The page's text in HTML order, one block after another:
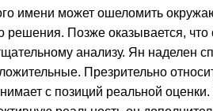
имени может ошеломить
решения. Позже оказывается,
анализу. Ян наделен
Презрительно
с позиций реальной